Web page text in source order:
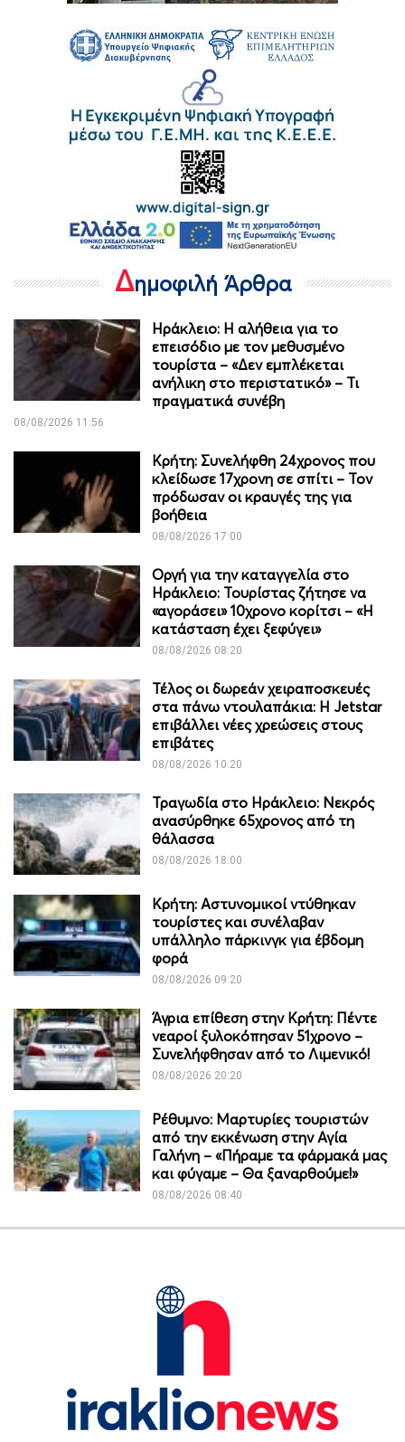
Δημοφιλή Άρθρα
Ηράκλειο: Η αλήθεια για το
επεισόδιο με τον μεθυσμένο
τουρίστα – «Δεν εμπλέκεται
ανήλικη στο περιστατικό» – Τι
πραγματικά συνέβη
08/08/2026 11:56
Κρήτη: Συνελήφθη 24χρονος που
κλείδωσε 17χρονη σε σπίτι – Τον
πρόδωσαν οι κραυγές της για
βοήθεια
08/08/2026 17:00
Οργή για την καταγγελία στο
Ηράκλειο: Τουρίστας ζήτησε να
«αγοράσει» 10χρονο κορίτσι – «Η
κατάσταση έχει ξεφύγει»
08/08/2026 08:20
Τέλος οι δωρεάν χειραποσκευές
στα πάνω ντουλαπάκια: Η Jetstar
επιβάλλει νέες χρεώσεις στους
επιβάτες
08/08/2026 10:20
Τραγωδία στο Ηράκλειο: Νεκρός
ανασύρθηκε 65χρονος από τη
θάλασσα
08/08/2026 18:00
Κρήτη: Αστυνομικοί ντύθηκαν
τουρίστες και συνέλαβαν
υπάλληλο πάρκινγκ για έβδομη
φορά
08/08/2026 09:20
Άγρια επίθεση στην Κρήτη: Πέντε
νεαροί ξυλοκόπησαν 51χρονο –
Συνελήφθησαν από το Λιμενικό!
08/08/2026 20:20
Ρέθυμνο: Μαρτυρίες τουριστών
από την εκκένωση στην Αγία
Γαλήνη – «Πήραμε τα φάρμακά μας
και φύγαμε – Θα ξαναρθούμε!»
08/08/2026 08:40